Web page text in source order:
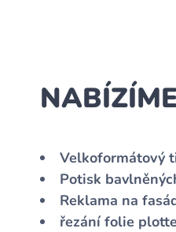
NABÍZÍME
Velkoformátový
Potisk
Reklama na
řezání folie